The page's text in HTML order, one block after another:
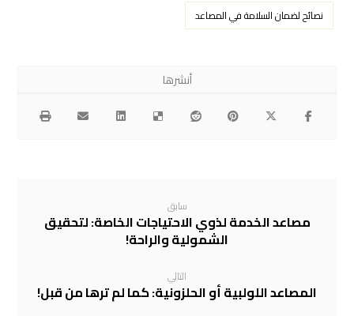
نصائح لضمان السلامة في المصاعد
سابق
مصاعد الخدمة لذوي الاحتياجات الخاصة: لتحقيق
الشمولية والراحة!
التالي
المصاعد اللولبية أو الحلزونية: كما لم ترها من قبل!